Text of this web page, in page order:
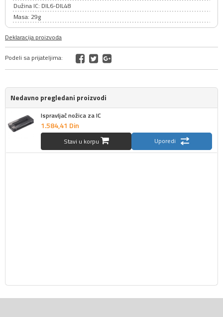
Dužina IC: DIL6-DIL48
Masa: 29g
Deklaracija proizvoda
Podeli sa prijateljima:
Nedavno pregledani proizvodi
Ispravljač nožica za IC
1.584,41 Din
Stavi u korpu Uporedi